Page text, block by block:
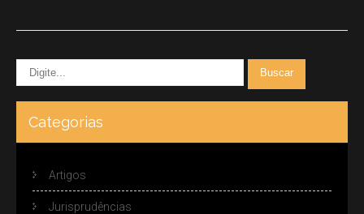
Categorias
Artigos
Jurisprudências